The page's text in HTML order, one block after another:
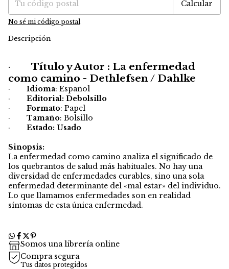
Calcular
No sé mi código postal
Descripción
· Título y Autor : La enfermedad
como camino - Dethlefsen / Dahlke
· Idioma: Español
· Editorial: Debolsillo
· Formato: Papel
· Tamaño: Bolsillo
· Estado: Usado
Sinopsis:
La enfermedad como camino analiza el significado de
los quebrantos de salud más habituales. No hay una
diversidad de enfermedades curables, sino una sola
enfermedad determinante del «mal estar» del individuo.
Lo que llamamos enfermedades son en realidad
síntomas de esta única enfermedad.
Somos una librería online
Compra segura
Tus datos protegidos